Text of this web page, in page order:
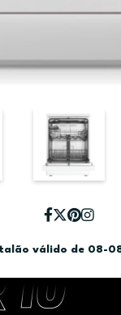
válido de 08-